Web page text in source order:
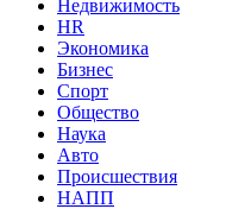
Недвижимость
HR
Экономика
Бизнес
Спорт
Общество
Наука
Авто
Происшествия
НАПП